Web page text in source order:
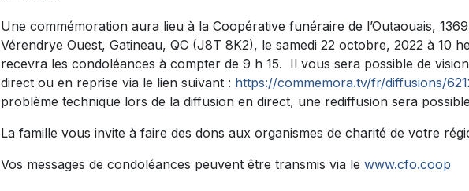
Une commémoration aura lieu à la Coopérative funéraire de l’Outaouais,
Vérendrye Ouest, Gatineau, QC (J8T 8K2), le samedi 22 octobre, 2022 à 10
recevra les condoléances à compter de 9 h 15. Il vous sera possible de
direct ou en reprise via le lien suivant : https://commemora.tv/fr/diffusions/
problème technique lors de la diffusion en direct, une rediffusion sera
La famille vous invite à faire des dons aux organismes de charité de votre
Vos messages de condoléances peuvent être transmis via le www.cfo.coop